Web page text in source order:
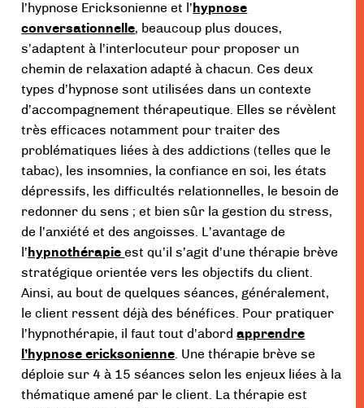
l’hypnose Ericksonienne et l’ hypnose
conversationnelle, beaucoup plus douces,
s’adaptent à l’interlocuteur pour proposer un
chemin de relaxation adapté à chacun. Ces deux
types d’hypnose sont utilisées dans un contexte
d’accompagnement thérapeutique. Elles se révèlent
très efficaces notamment pour traiter des
problématiques liées à des addictions (telles que le
tabac), les insomnies, la confiance en soi, les états
dépressifs, les difficultés relationnelles, le besoin de
redonner du sens ; et bien sûr la gestion du stress,
de l’anxiété et des angoisses. L’avantage de
l’ hypnothérapieest qu’il s’agit d’une thérapie brève
stratégique orientée vers les objectifs du client.
Ainsi, au bout de quelques séances, généralement,
le client ressent déjà des bénéfices. Pour pratiquer
l’hypnothérapie, il faut tout d’abordapprendre
l’hypnose ericksonienne. Une thérapie brève se
déploie sur 4 à 15 séances selon les enjeux liées à la
thématique amené par le client. La thérapie est